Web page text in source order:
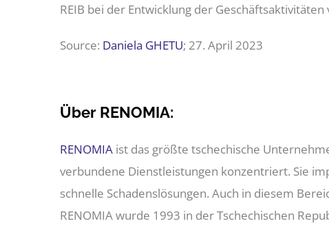
REIB bei der Entwicklung der
Source: Daniela GHETU; 27. April 2023
Über RENOMIA:
RENOMIA ist das größte tschechische
verbundene Dienstleistungen konzentriert. Sie
schnelle Schadenslösungen. Auch in diesem
RENOMIA wurde 1993 in der Tschechischen